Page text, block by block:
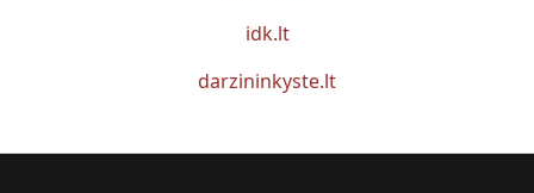
idk.lt
darzininkyste.lt